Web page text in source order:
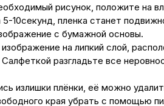
рисунок, положите на
5-10секунд, пленка станет
с бумажной основы.
на липкий слой,
разгладьте все
излишки плёнки, её можно
края убрать с помощью